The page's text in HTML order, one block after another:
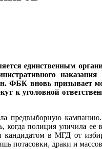
единственным
ФБК вновь призывает
к уголовной
предвыборную
полиция уличила ее
в МГД от
потасовки, драки и